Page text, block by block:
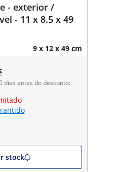
- exterior /
- 11 x 8.5 x 49
9 x 12 x 49 cm
dias antes do desconto:
stock